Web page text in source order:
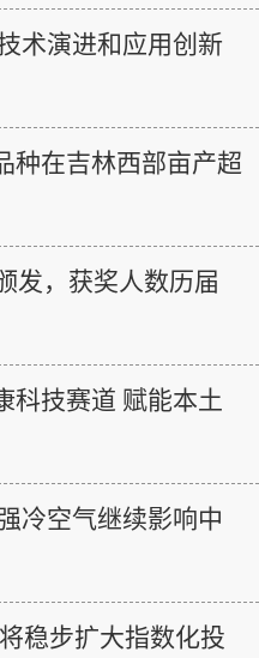
术演进和应用创新
种在吉林西部亩产超
发，获奖人数历届
科技赛道 赋能本土
冷空气继续影响中
稳步扩大指数化投